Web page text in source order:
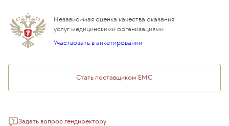
Прайс-лист
Подарочный сертификат EMC
Программы привилегий
Стать поставщиком ЕМС
Задать вопрос гендиректору
Независимая оценка качества оказания
услуг медицинскими организациями
Участвовать в анкетировании